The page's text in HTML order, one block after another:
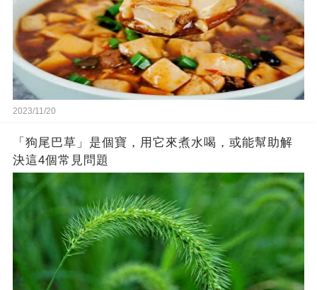
2023/11/20
「狗尾巴草」是個寶，用它來煮水喝，或能幫助解
決這4個常見問題